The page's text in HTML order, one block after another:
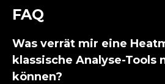
FAQ
Was verrät mir eine
klassische Analyse-Tools
können?